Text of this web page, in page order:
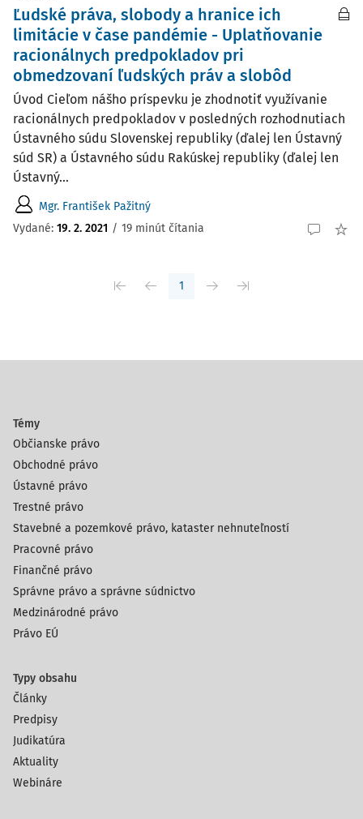
Ľudské práva, slobody a hranice ich
limitácie v čase pandémie - Uplatňovanie
racionálnych predpokladov pri
obmedzovaní ľudských práv a slobôd
Úvod Cieľom nášho príspevku je zhodnotiť využívanie
racionálnych predpokladov v posledných rozhodnutiach
Ústavného súdu Slovenskej republiky (ďalej len Ústavný
súd SR) a Ústavného súdu Rakúskej republiky (ďalej len
Ústavný...
Mgr. František Pažitný
Vydané: 19. 2. 2021 / 19 minút čítania
1
Témy
Občianske právo
Obchodné právo
Ústavné právo
Trestné právo
Stavebné a pozemkové právo, kataster nehnuteľností
Pracovné právo
Finančné právo
Správne právo a správne súdnictvo
Medzinárodné právo
Právo EÚ
Typy obsahu
Články
Predpisy
Judikatúra
Aktuality
Webináre